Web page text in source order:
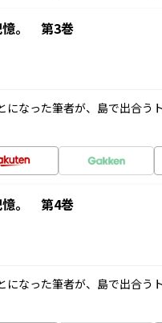
憶。 第3巻
なった筆者が、島で出合う
憶。 第4巻
なった筆者が、島で出合う